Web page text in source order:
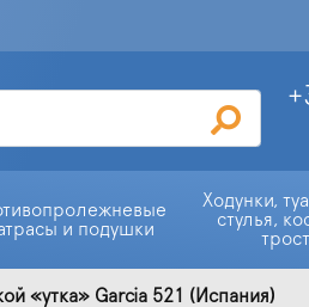
и подушки
Ходунки,
стулья,
«утка» Garcia 521 (Испания)